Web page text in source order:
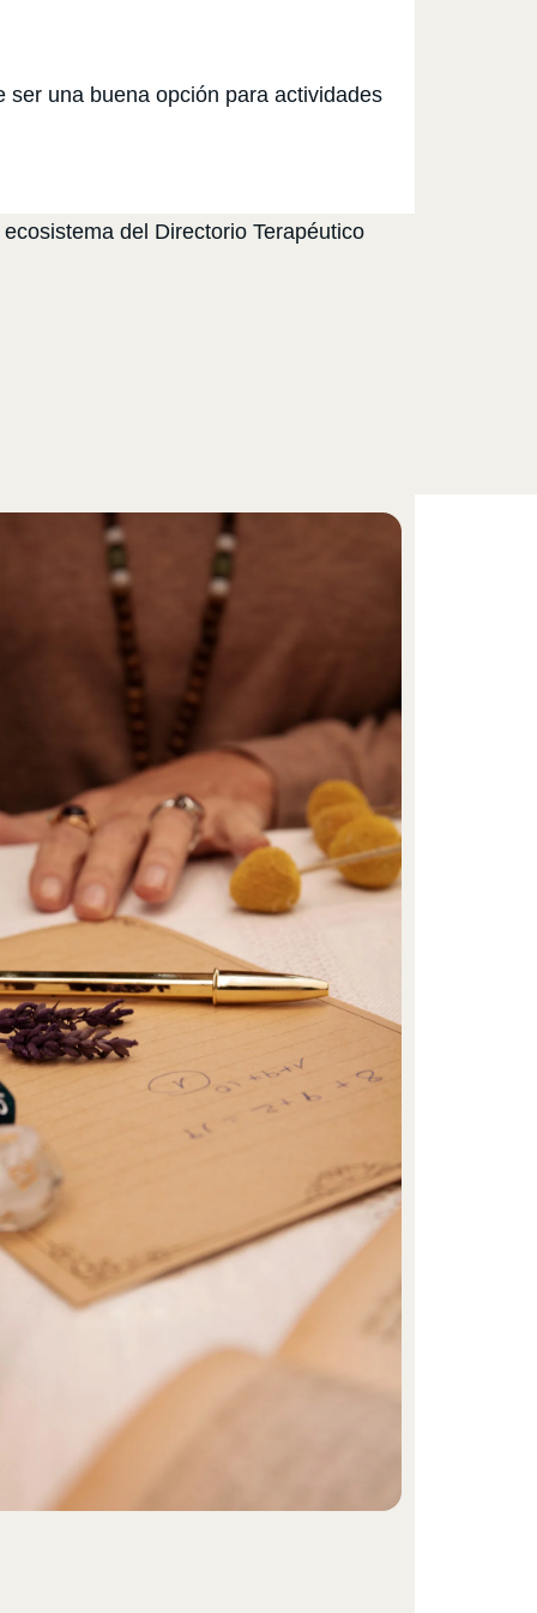
una buena opción para actividades
del Directorio Terapéutico